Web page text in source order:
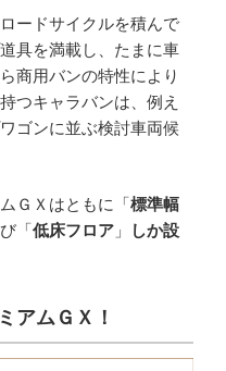
ードサイクルを積んで
具を満載し、たまに車
商用バンの特性により
つキャラバンは、例え
ゴンに並ぶ検討車両候
ＧＸはともに「標準幅
「低床フロア 」
しか設
アムＧＸ！